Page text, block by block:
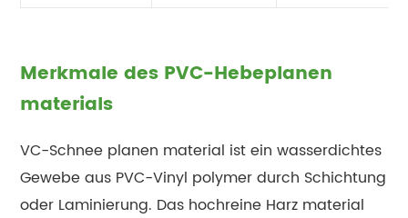
Merkmale des PVC-Hebeplanen
materials
VC-Schnee planen material ist ein wasserdichtes
Gewebe aus PVC-Vinyl polymer durch Schichtung
oder Laminierung. Das hochreine Harz material